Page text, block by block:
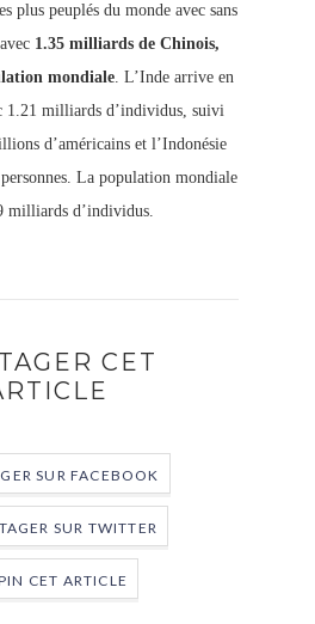
plus peuplés du monde avec sans
1.35 milliards de Chinois,
mondiale. L’Inde arrive en
1.21 milliards d’individus, suivi
d’américains et l’Indonésie
La population mondiale
milliards d’individus.
CET
SUR FACEBOOK
SUR TWITTER
CET ARTICLE